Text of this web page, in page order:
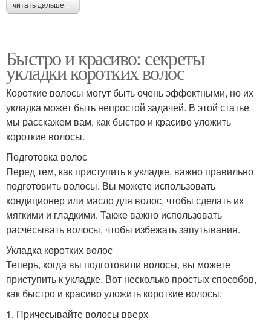
читать дальше →
Быстро и красиво: секреты
укладки коротких волос
Короткие волосы могут быть очень эффектными, но их
укладка может быть непростой задачей. В этой статье
мы расскажем вам, как быстро и красиво уложить
короткие волосы.
Подготовка волос
Перед тем, как приступить к укладке, важно правильно
подготовить волосы. Вы можете использовать
кондиционер или масло для волос, чтобы сделать их
мягкими и гладкими. Также важно использовать
расчёсывать волосы, чтобы избежать запутывания.
Укладка коротких волос
Теперь, когда вы подготовили волосы, вы можете
приступить к укладке. Вот несколько простых способов,
как быстро и красиво уложить короткие волосы:
1. Причесывайте волосы вверх